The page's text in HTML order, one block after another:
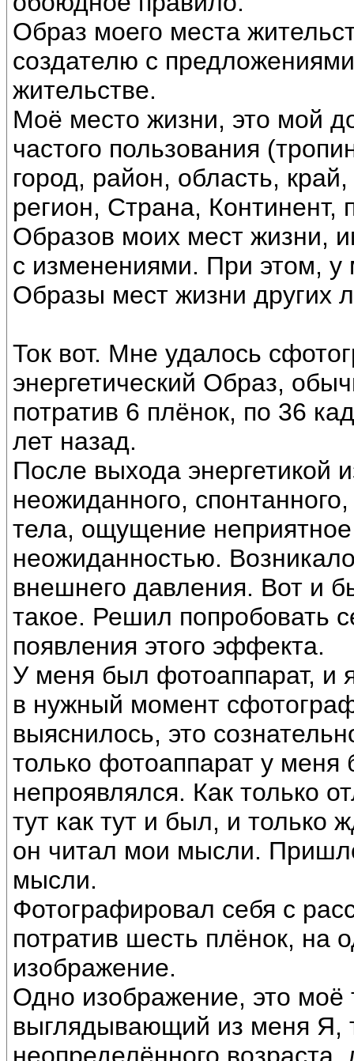
Образ моего места
создателю с
жительстве.
Моё место жизни, это мой
частого пользования
город, район, область,
регион, Страна,
Образов моих мест жизни,
с изменениями. При этом, у
Образы мест жизни других
Ток вот. Мне удалось
энергетический Образ,
потратив 6 плёнок, по 36
лет назад.
После выхода энергетикой
неожиданного,
тела, ощущение
неожиданностью.
внешнего давления. Вот и
такое. Решил попробовать
появления этого эффекта.
У меня был фотоаппарат, и
в нужный момент
выяснилось, это
только фотоаппарат у
непроявлялся. Как только
тут как тут и был, и только
он читал мои мысли.
мысли.
Фотографировал себя с
потратив шесть плёнок, на
изображение.
Одно изображение, это моё
выглядывающий из меня Я,